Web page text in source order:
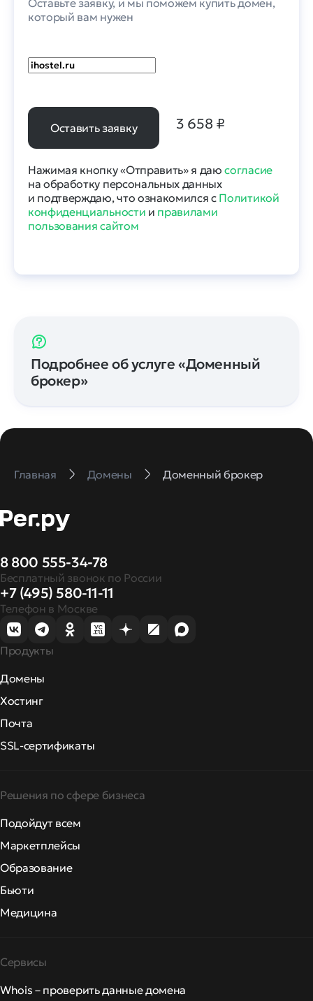
Оставьте заявку, и мы поможем купить домен,
который вам нужен
Оставить заявку 3 658 ₽
Нажимая кнопку «Отправить» я даюсогласие
на обработку персональных данных
и подтверждаю, что ознакомился с Политикой
конфиденциальности и правилами
пользования сайтом
Подробнее об услуге «Доменный
брокер»
Главная Домены Доменный брокер
8 800 555-34-78
Бесплатный звонок по России
+7 (495) 580-11-11
Телефон в Москве
Продукты
Домены
Хостинг
Почта
SSL-сертификаты
Решения по сфере бизнеса
Подойдут всем
Маркетплейсы
Образование
Бьюти
Медицина
Сервисы
Whois – проверить данные домена